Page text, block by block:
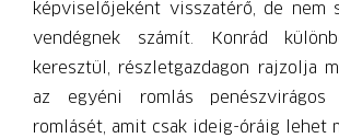
képviselőjeként visszatérő, de nem
vendégnek számít. Konrád
keresztül, részletgazdagon rajzolja
az egyéni romlás penészvirágos
romlásét, amit csak ideig-óráig lehet